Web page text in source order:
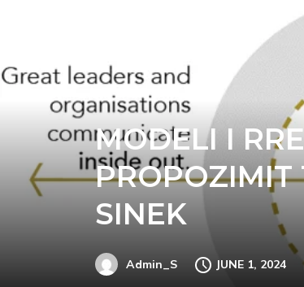
MODELI I
PROPOZIMIT
SINEK